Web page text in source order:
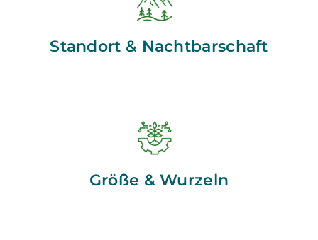
Standort & Nachtbarschaft
Größe & Wurzeln